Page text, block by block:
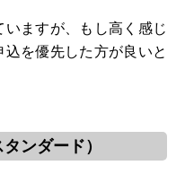
ますが、もし高く感じ
を優先した方が良いと
ンダード）